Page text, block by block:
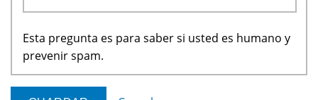
Esta pregunta es para saber si usted es humano y
prevenir spam.